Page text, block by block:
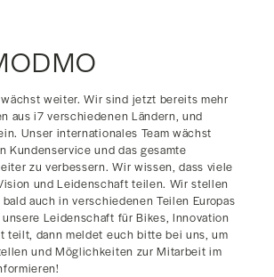
wächst weiter. Wir sind jetzt bereits mehr
aus i7 verschiedenen Ländern, und
Unser internationales Team wächst
Kundenservice und das gesamte
zu verbessern. Wir wissen, dass viele
und Leidenschaft teilen. Wir stellen
auch in verschiedenen Teilen Europas
Leidenschaft für Bikes, Innovation
teilt, dann meldet euch bitte bei uns, um
und Möglichkeiten zur Mitarbeit im